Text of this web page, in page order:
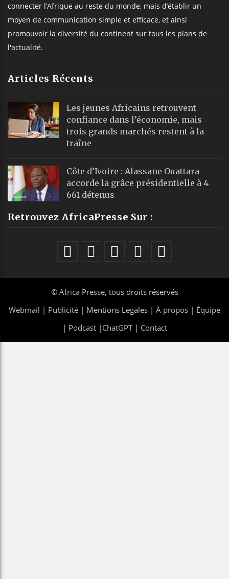
connecter l’Afrique au reste du monde, mais d’établir un
moyen de communication simple et efficace, et ainsi
promouvoir la diversité du continent sur tous les plans de
l'actualité.
Articles Récents
Les jeunes Africains retrouvent
confiance dans l’économie, mais
trois grands marchés restent à la
traîne
Côte d’Ivoire : Alassane Ouattara
accorde la grâce présidentielle à 4
661 détenus
Retrouvez AfricaPresse Sur :
© Africa Presse, tous droits réservés
Webmail | Publicité | Mentions Legales | À propos | Équipe
| Podcast| ChatGPT| Contact